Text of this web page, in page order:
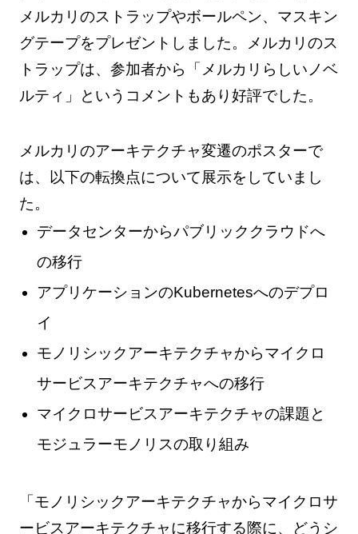
メルカリのストラップやボールペン、マスキン
グテープをプレゼントしました。メルカリのス
トラップは、参加者から「メルカリらしいノベ
ルティ」というコメントもあり好評でした。
メルカリのアーキテクチャ変遷のポスターで
は、以下の転換点について展示をしていまし
た。
データセンターからパブリッククラウドへ
の移行
アプリケーションのKubernetesへのデプロ
イ
モノリシックアーキテクチャからマイクロ
サービスアーキテクチャへの移行
マイクロサービスアーキテクチャの課題と
モジュラーモノリスの取り組み
「モノリシックアーキテクチャからマイクロサ
ービスアーキテクチャに移行する際に、どうシ